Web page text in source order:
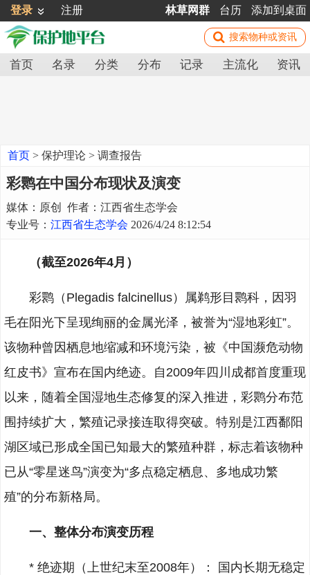
登录 注册 林草网群 台历 添加到桌面
首页 名录 分类 分布 记录 主流化 资讯
首页 > 保护理论 > 调查报告
彩鹮在中国分布现状及演变
媒体：原创 作者：江西省生态学会
专业号： 江西省生态学会 2026/4/24 8:12:54
（截至2026年4月）
彩鹮（Plegadis falcinellus）属鹈形目鹮科，因羽
毛在阳光下呈现绚丽的金属光泽，被誉为“湿地彩虹”。
该物种曾因栖息地缩减和环境污染，被《中国濒危动物
红皮书》宣布在国内绝迹。自2009年四川成都首度重现
以来，随着全国湿地生态修复的深入推进，彩鹮分布范
围持续扩大，繁殖记录接连取得突破。特别是江西鄱阳
湖区域已形成全国已知最大的繁殖种群，标志着该物种
已从“零星迷鸟”演变为“多点稳定栖息、多地成功繁
殖”的分布新格局。
一、整体分布演变历程
* 绝迹期（上世纪末至2008年）： 国内长期无稳定